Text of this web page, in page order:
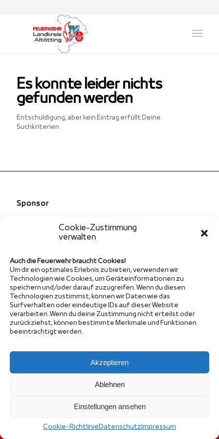
Cookie-Zustimmung
verwalten
Auch die Feuerwehr braucht Cookies!
Um dir ein optimales Erlebnis zu bieten, verwenden wir
Technologien wie Cookies, um Geräteinformationen zu
speichern und/oder darauf zuzugreifen. Wenn du diesen
Technologien zustimmst, können wir Daten wie das
Surfverhalten oder eindeutige IDs auf dieser Website
verarbeiten. Wenn du deine Zustimmung nicht erteilst oder
zurückziehst, können bestimmte Merkmale und Funktionen
beeinträchtigt werden.
Akzeptieren
Ablehnen
Einstellungen ansehen
Cookie-RichtlinieDatenschutzImpressum
Es konnte leider nichts
gefunden werden
Entschuldigung, aber kein Eintrag erfüllt Deine
Suchkriterien
Sponsor
© Kreisfeuerwehrverband Altötting
Impressum
Datenschutz